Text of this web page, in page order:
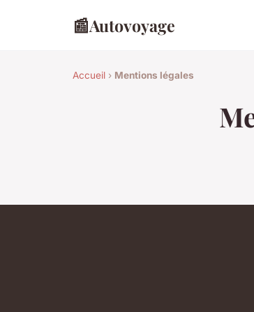
📰Autovoyage
Accueil › Mentions légales